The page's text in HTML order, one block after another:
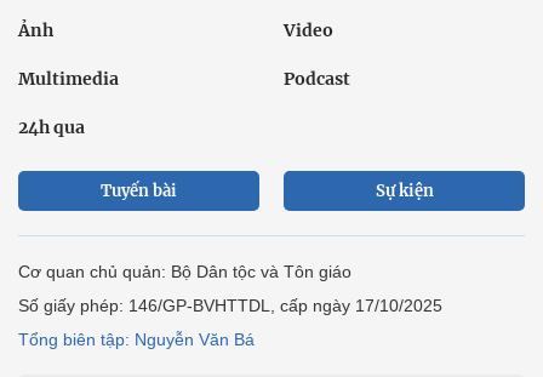
Ảnh Video
Multimedia Podcast
24h qua
Tuyến bài Sự kiện
Cơ quan chủ quản: Bộ Dân tộc và Tôn giáo
Số giấy phép: 146/GP-BVHTTDL, cấp ngày 17/10/2025
Tổng biên tập: Nguyễn Văn Bá